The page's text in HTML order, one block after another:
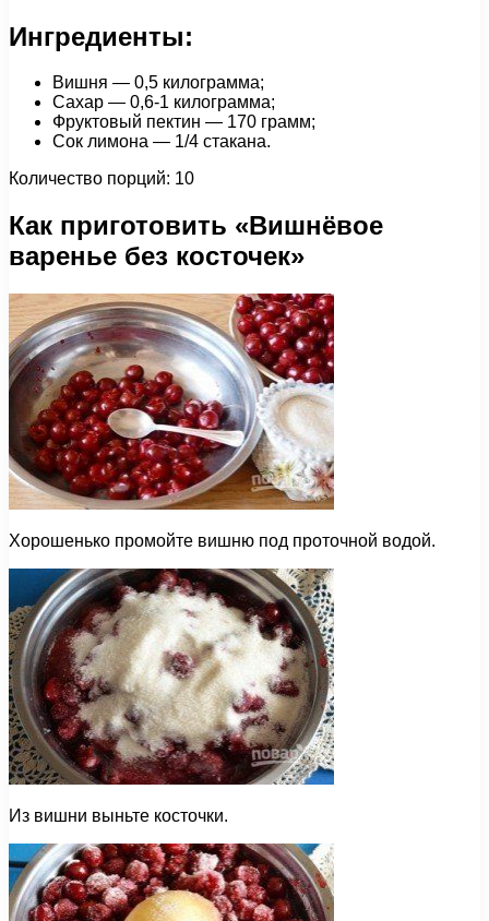
Ингредиенты:
Вишня — 0,5 килограмма;
Сахар — 0,6-1 килограмма;
Фруктовый пектин — 170 грамм;
Сок лимона — 1/4 стакана.
Количество порций: 10
Как приготовить «Вишнёвое
варенье без косточек»
Хорошенько промойте вишню под проточной водой.
Из вишни выньте косточки.